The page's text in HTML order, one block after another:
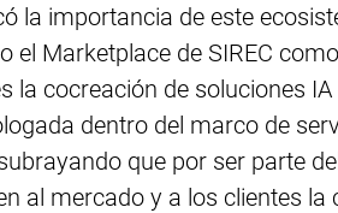
la importancia de este
el Marketplace de SIREC
la cocreación de soluciones
dentro del marco de
que por ser parte
al mercado y a los clientes